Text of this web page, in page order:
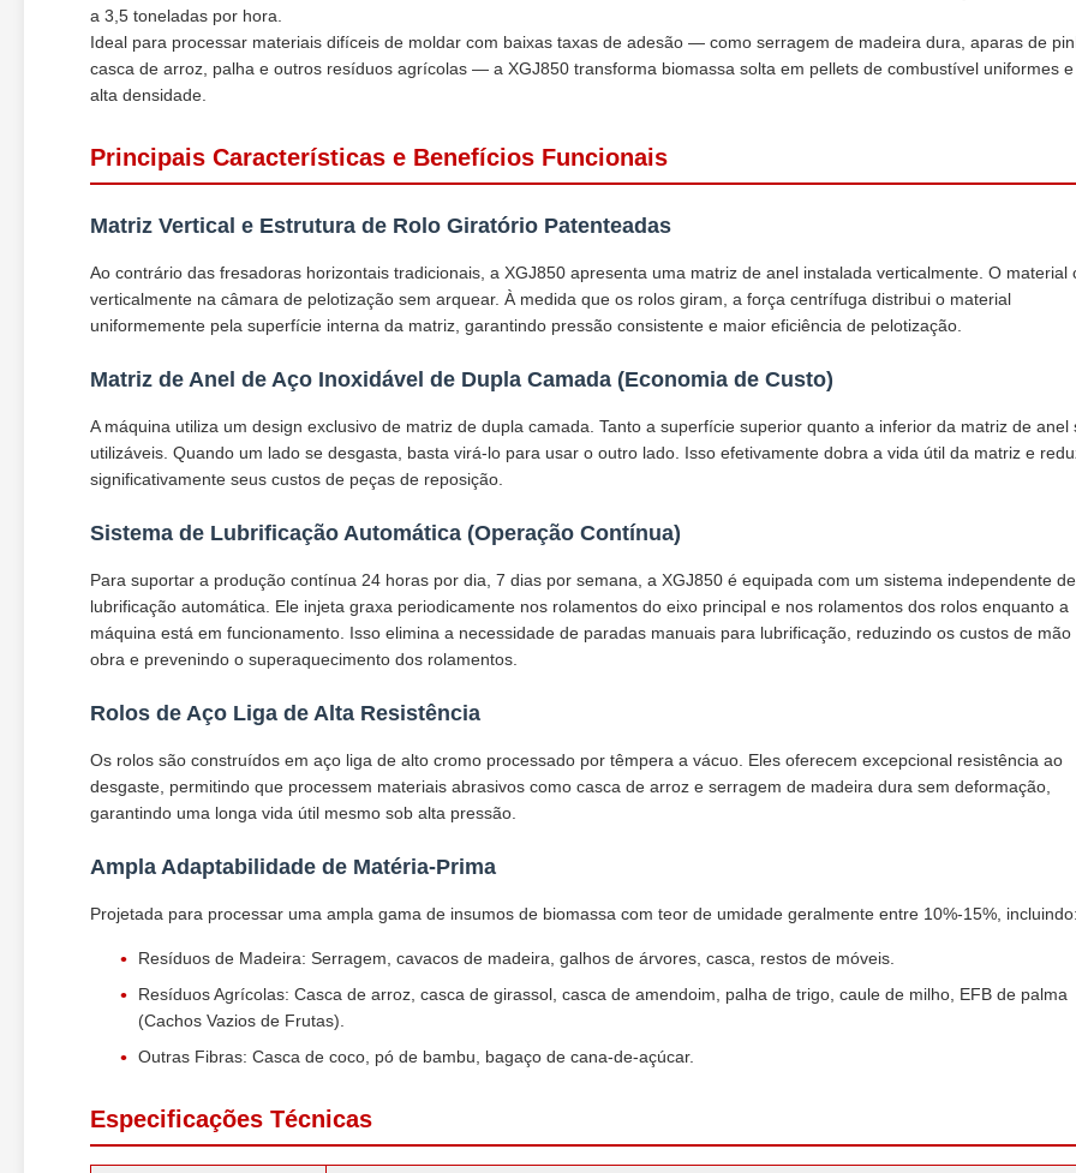
a 3,5 toneladas por hora.
Ideal para processar materiais difíceis de moldar com baixas taxas de adesão — como serragem de madeira dura, aparas de
casca de arroz, palha e outros resíduos agrícolas — a XGJ850 transforma biomassa solta em pellets de combustível uniformes
alta densidade.
Principais Características e Benefícios Funcionais
Matriz Vertical e Estrutura de Rolo Giratório Patenteadas
Ao contrário das fresadoras horizontais tradicionais, a XGJ850 apresenta uma matriz de anel instalada verticalmente. O material
verticalmente na câmara de pelotização sem arquear. À medida que os rolos giram, a força centrífuga distribui o material
uniformemente pela superfície interna da matriz, garantindo pressão consistente e maior eficiência de pelotização.
Matriz de Anel de Aço Inoxidável de Dupla Camada (Economia de Custo)
A máquina utiliza um design exclusivo de matriz de dupla camada. Tanto a superfície superior quanto a inferior da matriz de anel
utilizáveis. Quando um lado se desgasta, basta virá-lo para usar o outro lado. Isso efetivamente dobra a vida útil da matriz e
significativamente seus custos de peças de reposição.
Sistema de Lubrificação Automática (Operação Contínua)
Para suportar a produção contínua 24 horas por dia, 7 dias por semana, a XGJ850 é equipada com um sistema independente de
lubrificação automática. Ele injeta graxa periodicamente nos rolamentos do eixo principal e nos rolamentos dos rolos enquanto a
máquina está em funcionamento. Isso elimina a necessidade de paradas manuais para lubrificação, reduzindo os custos de mão
obra e prevenindo o superaquecimento dos rolamentos.
Rolos de Aço Liga de Alta Resistência
Os rolos são construídos em aço liga de alto cromo processado por têmpera a vácuo. Eles oferecem excepcional resistência ao
desgaste, permitindo que processem materiais abrasivos como casca de arroz e serragem de madeira dura sem deformação,
garantindo uma longa vida útil mesmo sob alta pressão.
Ampla Adaptabilidade de Matéria-Prima
Projetada para processar uma ampla gama de insumos de biomassa com teor de umidade geralmente entre 10%-15%,
Resíduos de Madeira: Serragem, cavacos de madeira, galhos de árvores, casca, restos de móveis.
Resíduos Agrícolas: Casca de arroz, casca de girassol, casca de amendoim, palha de trigo, caule de milho, EFB de palma
(Cachos Vazios de Frutas).
Outras Fibras: Casca de coco, pó de bambu, bagaço de cana-de-açúcar.
Especificações Técnicas